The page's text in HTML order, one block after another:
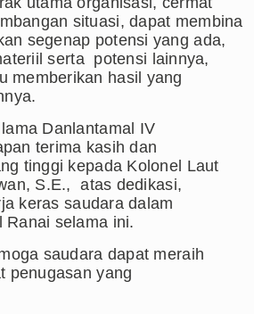
situasi, dapat membina
segenap potensi yang ada,
serta potensi lainnya,
memberikan hasil yang
Danlantamal IV
terima kasih dan
tinggi kepada Kolonel Laut
S.E., atas dedikasi,
keras saudara dalam
Ranai selama ini.
saudara dapat meraih
penugasan yang